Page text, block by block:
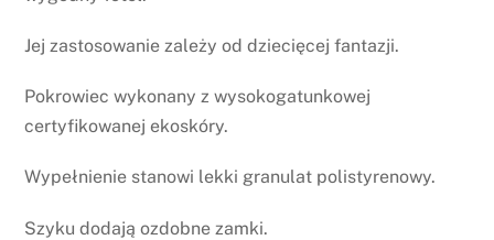
Jej zastosowanie zależy od dziecięcej fantazji.
Pokrowiec wykonany z wysokogatunkowej
certyfikowanej ekoskóry.
Wypełnienie stanowi lekki granulat polistyrenowy.
Szyku dodają ozdobne zamki.